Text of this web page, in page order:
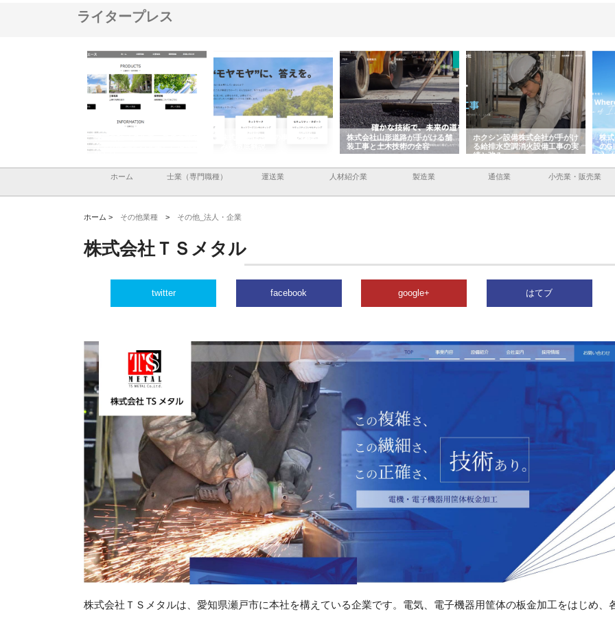
ライタープレス
株式会社メタルエースの企業サ
イトが提供する充実した情報内
株式会社ＣＳＡの事業内容と強
株式会社山形道路が手がける舗
装工事と土木技術の全容
ホクシン設備株式会社が手がけ
る給排水空調消火設備工事の実
績と強み
株式会社東京シー・エム・
のGISインフラ管理システ
入メリット
ホーム 士業（専門職種） 運送業 人材紹介業 製造業 通信業 小売業・販売業
ホーム > その他業種 > その他_法人・企業
株式会社ＴＳメタル
twitter facebook google+ はてブ
株式会社ＴＳメタルは、愛知県瀬戸市に本社を構えている企業です。電気、電子機器用筐体の板金加工をはじめ、